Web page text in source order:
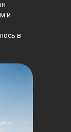
и
в